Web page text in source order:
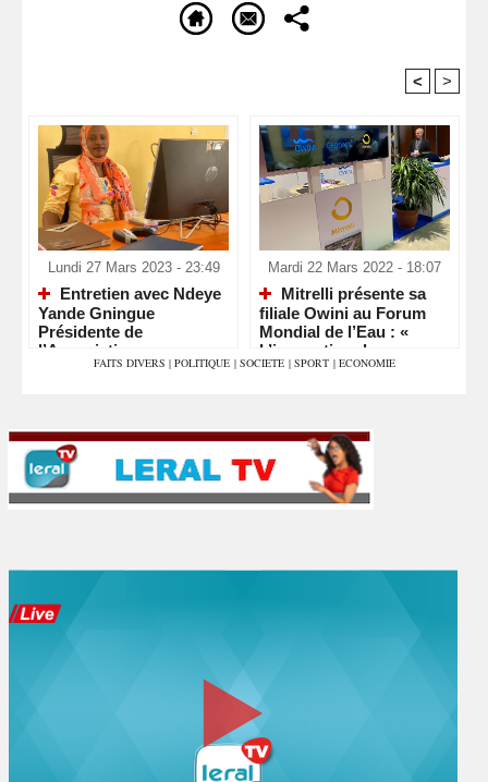
< >
Lundi 27 Mars 2023 - 23:49
Entretien avec Ndeye
Yande Gningue
Présidente de
l’Association
Sénégalaise de sante
Mardi 22 Mars 2022 - 18:07
Mitrelli présente sa
filiale Owini au Forum
Mondial de l’Eau : «
L’innovation dans
chaque goutte »
FAITS DIVERS | POLITIQUE | SOCIETE | SPORT | ECONOMIE